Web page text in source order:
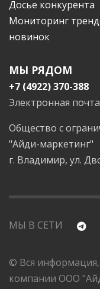
Досье конкурента
Мониторинг
новинок
МЫ РЯДОМ
+7 (4922) 370-388
Электронная
Общество с
"Айди-маркетинг"
г. Владимир, ул.
МЫ В СЕТИ
© Вся
компании ООО